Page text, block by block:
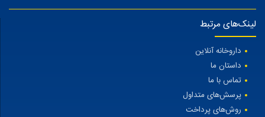
لینک‌های مرتبط
داروخانه آنلاین
داستان ما
تماس با ما
پرسش‌های متداول
روش‌های پرداخت